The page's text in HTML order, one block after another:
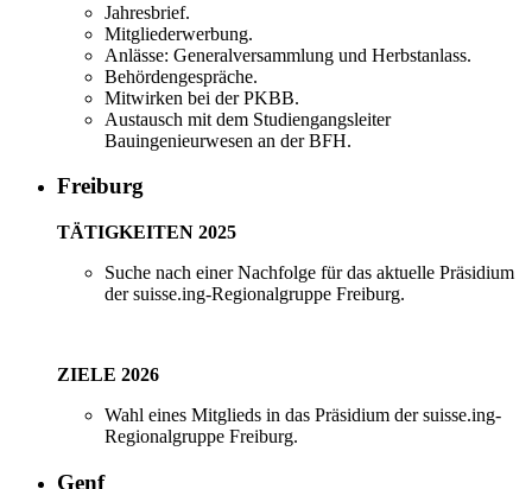
Jahresbrief.
Mitgliederwerbung.
Anlässe: Generalversammlung und Herbstanlass.
Behördengespräche.
Mitwirken bei der PKBB.
Austausch mit dem Studiengangsleiter
Bauingenieurwesen an der BFH.
Freiburg
TÄTIGKEITEN 2025
Suche nach einer Nachfolge für das aktuelle Präsidium
der suisse.ing-Regionalgruppe Freiburg.
ZIELE 2026
Wahl eines Mitglieds in das Präsidium der suisse.ing-
Regionalgruppe Freiburg.
Genf